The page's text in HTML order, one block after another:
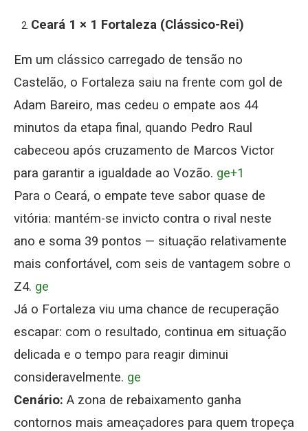
Ceará 1 × 1 Fortaleza (Clássico-Rei)
Em um clássico carregado de tensão no
Castelão, o Fortaleza saiu na frente com gol de
Adam Bareiro, mas cedeu o empate aos 44
minutos da etapa final, quando Pedro Raul
cabeceou após cruzamento de Marcos Victor
para garantir a igualdade ao Vozão. ge+1
Para o Ceará, o empate teve sabor quase de
vitória: mantém-se invicto contra o rival neste
ano e soma 39 pontos — situação relativamente
mais confortável, com seis de vantagem sobre o
Z4. ge
Já o Fortaleza viu uma chance de recuperação
escapar: com o resultado, continua em situação
delicada e o tempo para reagir diminui
consideravelmente. ge
Cenário: A zona de rebaixamento ganha
contornos mais ameaçadores para quem tropeça